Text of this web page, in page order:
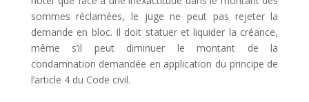
sommes réclamées, le juge ne peut pas rejeter la
demande en bloc. Il doit statuer et liquider la créance,
même s’il peut diminuer le montant de la
condamnation demandée en application du principe de
l’article 4 du Code civil.